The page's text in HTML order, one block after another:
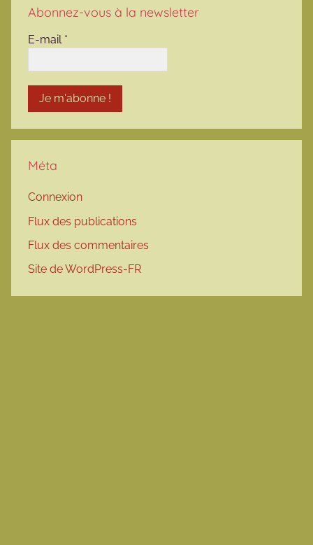
Abonnez-vous à la newsletter
E-mail *
Méta
Connexion
Flux des publications
Flux des commentaires
Site de WordPress-FR